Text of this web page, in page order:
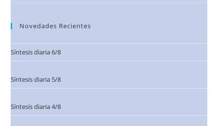
Novedades Recientes
Síntesis diaria 6/8
Síntesis diaria 5/8
Síntesis diaria 4/8